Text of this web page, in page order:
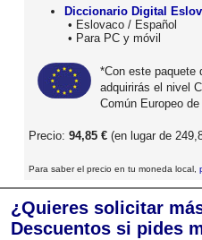
Diccionario Digital
• Eslovaco / Español
• Para PC y móvil
*Con este paquete
adquirirás el nivel
Común Europeo
Precio: 94,85 € (en lugar de
Para saber el precio en tu moneda local,
¿Quieres solicitar
Descuentos si pides